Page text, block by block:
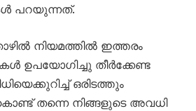
പറയുന്നത്.
നിയമത്തിൽ ഇത്തരം
ഉപയോഗിച്ചു തീർക്കേണ്ട
ഒരിടത്തും
തന്നെ നിങ്ങളുടെ അവധി